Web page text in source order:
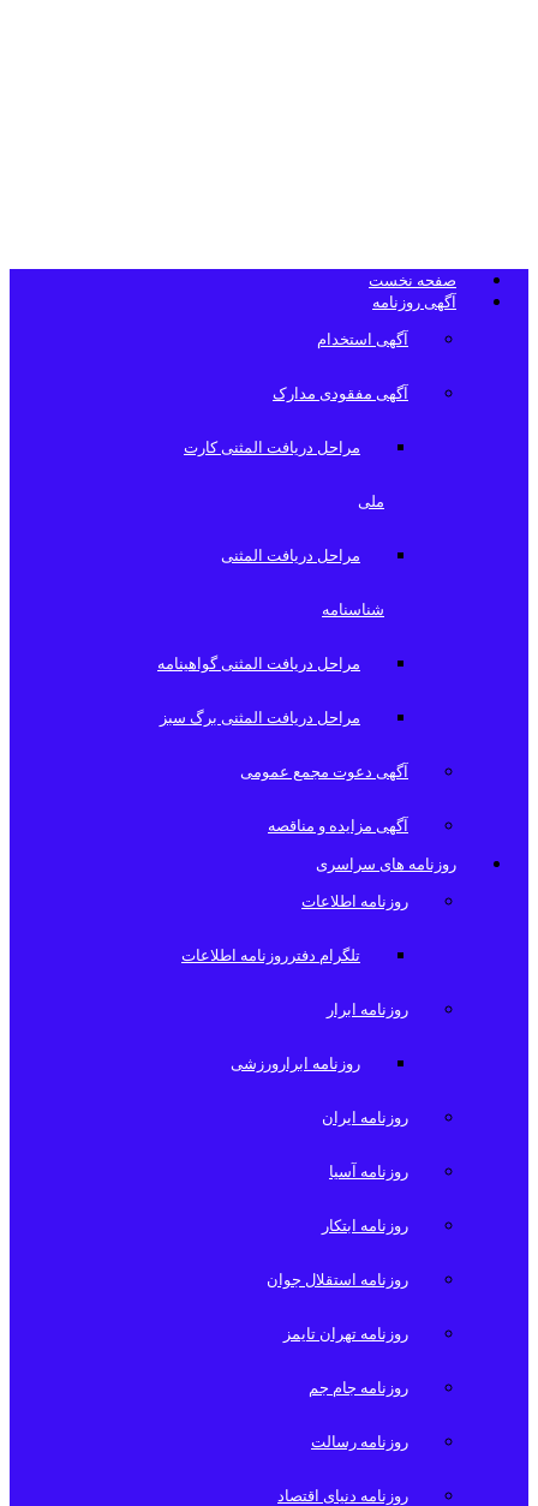
صفحه نخست
آگهی روزنامه
آگهی استخدام
آگهی مفقودی مدارک
مراحل دریافت المثنی کارت
ملی
مراحل دریافت المثنی
شناسنامه
مراحل دریافت المثنی گواهینامه
مراحل دریافت المثنی برگ سبز
آگهی دعوت مجمع عمومی
آگهی مزایده و مناقصه
روزنامه های سراسری
روزنامه اطلاعات
تلگرام دفترروزنامه اطلاعات
روزنامه ابرار
روزنامه ابرارورزشی
روزنامه ایران
روزنامه آسیا
روزنامه ابتکار
روزنامه استقلال جوان
روزنامه تهران تایمز
روزنامه جام جم
روزنامه رسالت
روزنامه دنیای اقتصاد